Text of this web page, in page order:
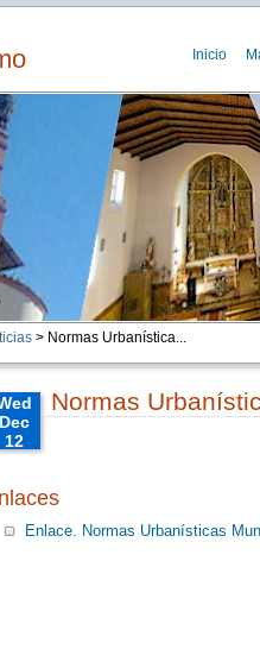
Inicio
> Normas Urbanística...
Dec
12
Dec 12
Normas
Enlace. Normas Urbanísticas